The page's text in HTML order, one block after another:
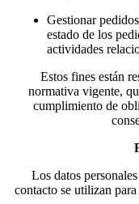
Gestionar
estado de los
actividades
Estos fines están
normativa vigente,
cumplimiento de
Los datos
contacto se utilizan